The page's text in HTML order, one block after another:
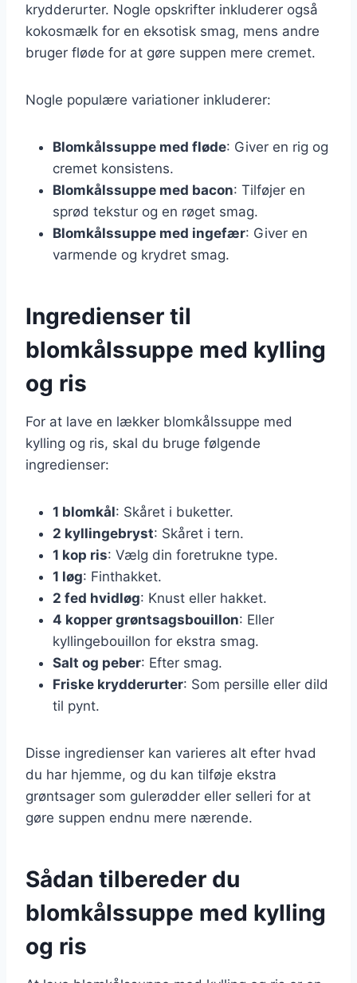
krydderurter. Nogle opskrifter inkluderer også
kokosmælk for en eksotisk smag, mens andre
bruger fløde for at gøre suppen mere cremet.
Nogle populære variationer inkluderer:
Blomkålssuppe med fløde: Giver en rig og
cremet konsistens.
Blomkålssuppe med bacon: Tilføjer en
sprød tekstur og en røget smag.
Blomkålssuppe med ingefær: Giver en
varmende og krydret smag.
Ingredienser til
blomkålssuppe med kylling
og ris
For at lave en lækker blomkålssuppe med
kylling og ris, skal du bruge følgende
ingredienser:
1 blomkål: Skåret i buketter.
2 kyllingebryst: Skåret i tern.
1 kop ris: Vælg din foretrukne type.
1 løg: Finthakket.
2 fed hvidløg: Knust eller hakket.
4 kopper grøntsagsbouillon: Eller
kyllingebouillon for ekstra smag.
Salt og peber: Efter smag.
Friske krydderurter: Som persille eller dild
til pynt.
Disse ingredienser kan varieres alt efter hvad
du har hjemme, og du kan tilføje ekstra
grøntsager som gulerødder eller selleri for at
gøre suppen endnu mere nærende.
Sådan tilbereder du
blomkålssuppe med kylling
og ris